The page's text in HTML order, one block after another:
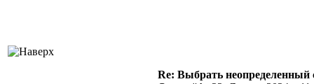
Re: Выбрать неопределенный